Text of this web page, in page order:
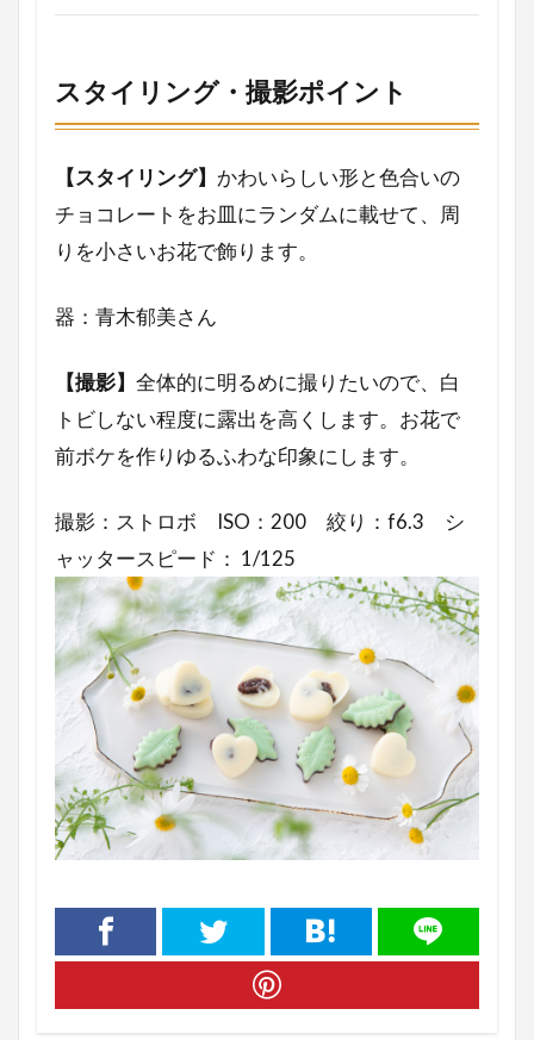
スタイリング・撮影ポイント
【スタイリング】 かわいらしい形と色合いの
チョコレートをお皿にランダムに載せて、周
りを小さいお花で飾ります。
器：青木郁美さん
【撮影】 全体的に明るめに撮りたいので、白
トビしない程度に露出を高くします。お花で
前ボケを作りゆるふわな印象にします。
撮影：ストロボ ISO：200 絞り：f6.3 シ
ャッタースピード： 1/125
検索